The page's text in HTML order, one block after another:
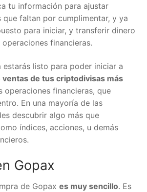
tu información para ajustar
que faltan por cumplimentar, y ya
para iniciar, y transferir
operaciones financieras.
estarás listo para poder iniciar a
ventas de tus criptodivisas más
operaciones financieras, que
En una mayoría de las
descubrir algo más que
índices, acciones, u demás
Gopax
de Gopax es muy sencillo. Es